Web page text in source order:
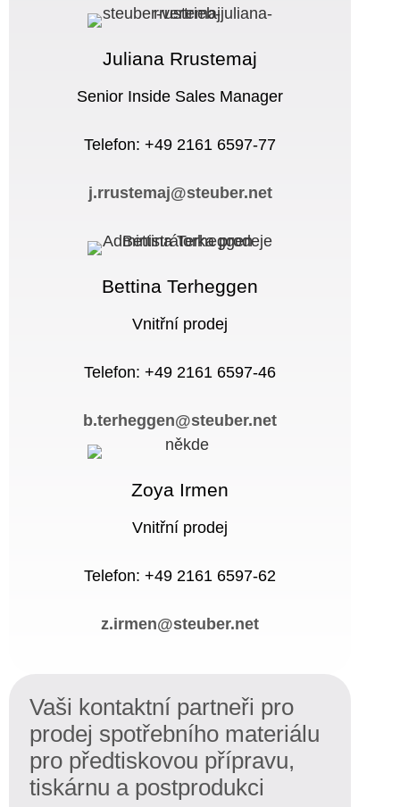
Juliana Rrustemaj
Senior Inside Sales Manager
Telefon: +49 2161 6597-77
j.rrustemaj@steuber.net
Bettina Terheggen
Vnitřní prodej
Telefon: +49 2161 6597-46
b.terheggen@steuber.net
Zoya Irmen
Vnitřní prodej
Telefon: +49 2161 6597-62
z.irmen@steuber.net
Vaši kontaktní partneři pro
prodej spotřebního materiálu
pro předtiskovou přípravu,
tiskárnu a postprodukci